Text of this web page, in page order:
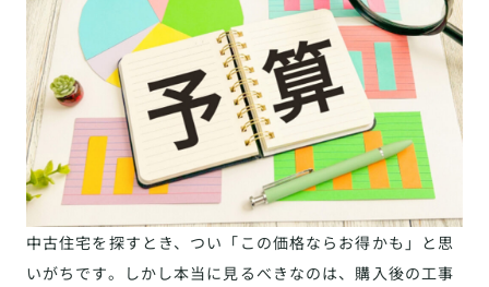
中古住宅を探すとき、つい「この価格ならお得かも」と思
いがちです。しかし本当に見るべきなのは、購入後の工事